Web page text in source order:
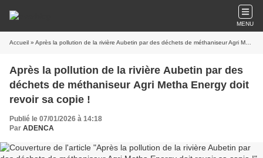
MENU
Accueil » Après la pollution de la rivière Aubetin par des déchets de méthaniseur Agri Metha Energy doit revoir sa copie !
Après la pollution de la rivière Aubetin par des
déchets de méthaniseur Agri Metha Energy doit
revoir sa copie !
Publié le 07/01/2026 à 14:18
Par ADENCA